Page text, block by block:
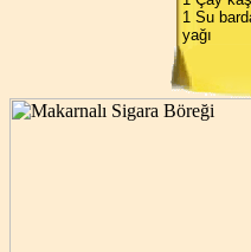
1 Su
yağı